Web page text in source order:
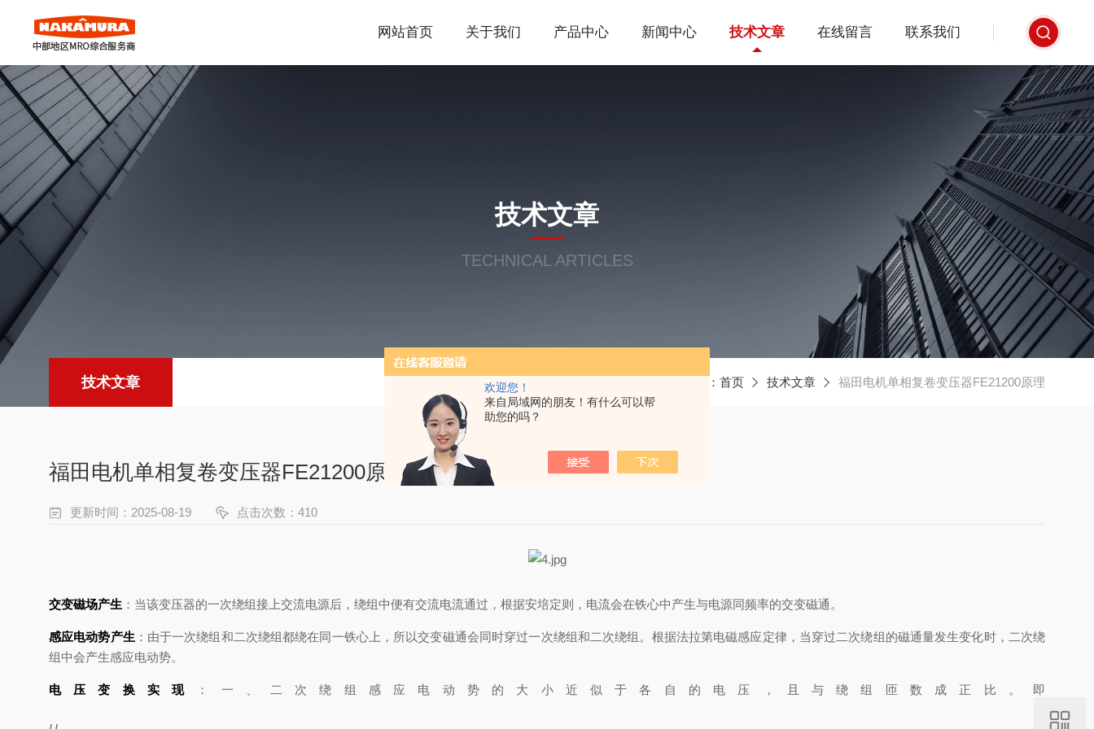
欢迎您！
来自局域网的朋友！有什么可以帮
助您的吗？
网站首页 关于我们 产品中心 新闻中心 技术文章 在线留言 联系我们
技术文章
TECHNICAL ARTICLES
技术文章 当前位置： 首页 技术文章 福田电机单相复卷变压器FE21200原理
福田电机单相复卷变压器FE21200原理
更新时间：2025-08-19 点击次数：410
交变磁场产生 ：当该变压器的一次绕组接上交流电源后，绕组中便有交流电流通过，根据安培定则，电流会在铁心中产生与电源同频率的交变磁通。
感应电动势产生 ：由于一次绕组和二次绕组都绕在同一铁心上，所以交变磁通会同时穿过一次绕组和二次绕组。根据法拉第电磁感应定律，当穿过二次绕组的磁通量发生变化时，二次绕
组中会产生感应电动势。
电压变换实现 ：一、二次绕组感应电动势的大小近似于各自的电压，且与绕组匝数成正比。即